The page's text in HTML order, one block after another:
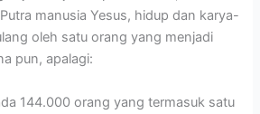
manusia Yesus, hidup dan karya-
oleh satu orang yang menjadi
pun, apalagi:
144.000 orang yang termasuk satu